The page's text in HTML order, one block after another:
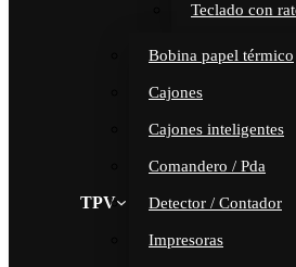
Teclado con
TPV
Bobina papel térmico
Cajones
Cajones inteligentes
Comandero / Pda
Detector / Contador
Impresoras